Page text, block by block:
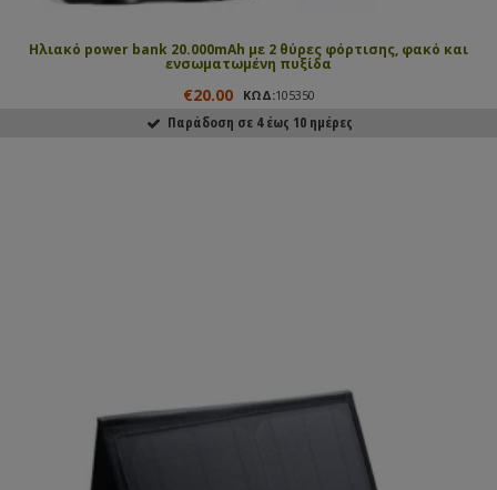
Ηλιακό power bank 20.000mAh με 2 θύρες φόρτισης, φακό και
ενσωματωμένη πυξίδα
€20.00 ΚΩΔ:105350
Παράδοση σε 4 έως 10 ημέρες